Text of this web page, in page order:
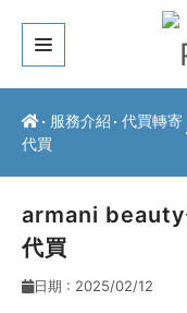
關於我們
服務介紹
常見問題
服務介紹 代買轉寄
代買
armani
代買
日期 : 2025/02/12